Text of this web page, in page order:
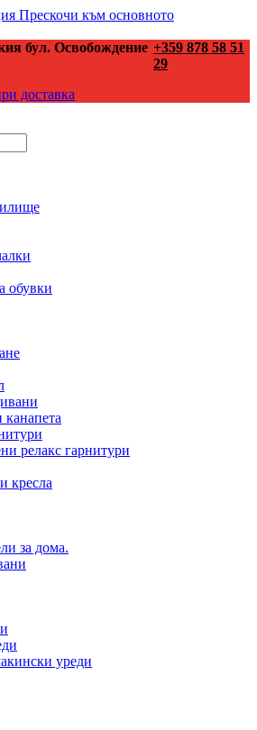
Прескочи към основното
бул. Освобождение +359 878 58 51
29
доставка
обувки
канапета
релакс гарнитури
кресла
за дома.
уреди